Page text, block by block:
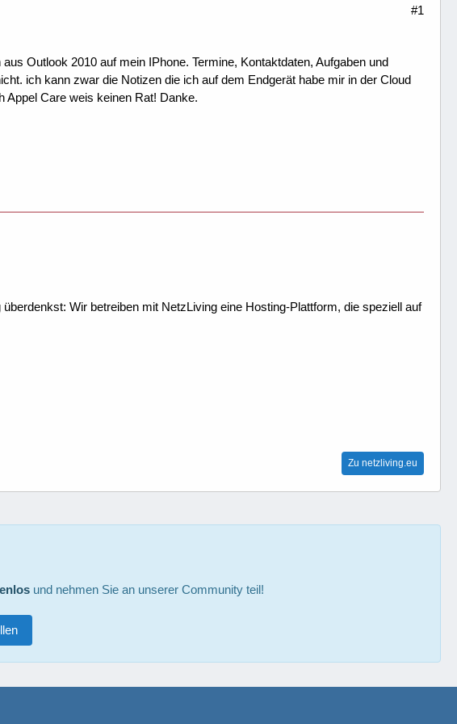
#1
Outlook 2010 auf mein IPhone. Termine, Kontaktdaten, Aufgaben und
ich kann zwar die Notizen die ich auf dem Endgerät habe mir in der Cloud
Appel Care weis keinen Rat! Danke.
Wir betreiben mit NetzLiving eine Hosting-Plattform, die speziell auf
Zu netzliving.eu
und nehmen Sie an unserer Community teil!